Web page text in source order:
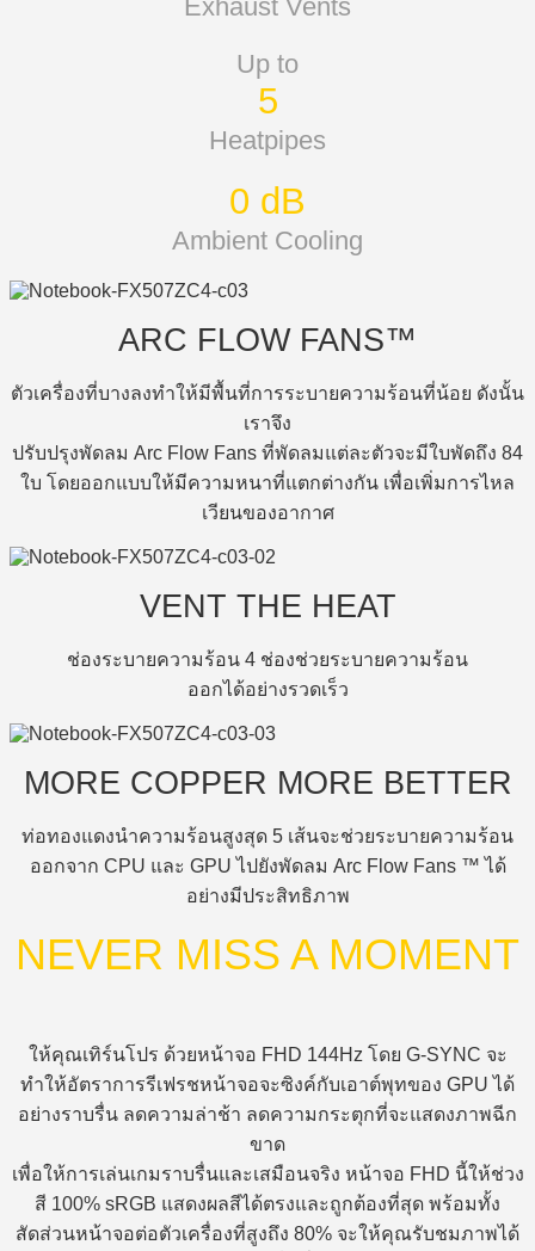
Exhaust Vents
Up to
5
Heatpipes
0 dB
Ambient Cooling
ARC FLOW FANS™
ตัวเครื่องที่บางลงทำให้มีพื้นที่การระบายความร้อนที่น้อย ดังนั้น
เราจึง
ปรับปรุงพัดลม Arc Flow Fans ที่พัดลมแต่ละตัวจะมีใบพัดถึง 84
ใบ โดยออกแบบให้มีความหนาที่แตกต่างกัน เพื่อเพิ่มการไหล
เวียนของอากาศ
VENT THE HEAT
ช่องระบายความร้อน 4 ช่องช่วยระบายความร้อน
ออกได้อย่างรวดเร็ว
MORE COPPER MORE BETTER
ท่อทองแดงนำความร้อนสูงสุด 5 เส้นจะช่วยระบายความร้อน
ออกจาก CPU และ GPU ไปยังพัดลม Arc Flow Fans ™ ได้
อย่างมีประสิทธิภาพ
NEVER MISS A MOMENT
ให้คุณเทิร์นโปร ด้วยหน้าจอ FHD 144Hz โดย G-SYNC จะ
ทำให้อัตราการรีเฟรชหน้าจอจะซิงค์กับเอาต์พุทของ GPU ได้
อย่างราบรื่น ลดความล่าช้า ลดความกระตุกที่จะแสดงภาพฉีก
ขาด
เพื่อให้การเล่นเกมราบรื่นและเสมือนจริง หน้าจอ FHD นี้ให้ช่วง
สี 100% sRGB แสดงผลสีได้ตรงและถูกต้องที่สุด พร้อมทั้ง
สัดส่วนหน้าจอต่อตัวเครื่องที่สูงถึง 80% จะให้คุณรับชมภาพได้